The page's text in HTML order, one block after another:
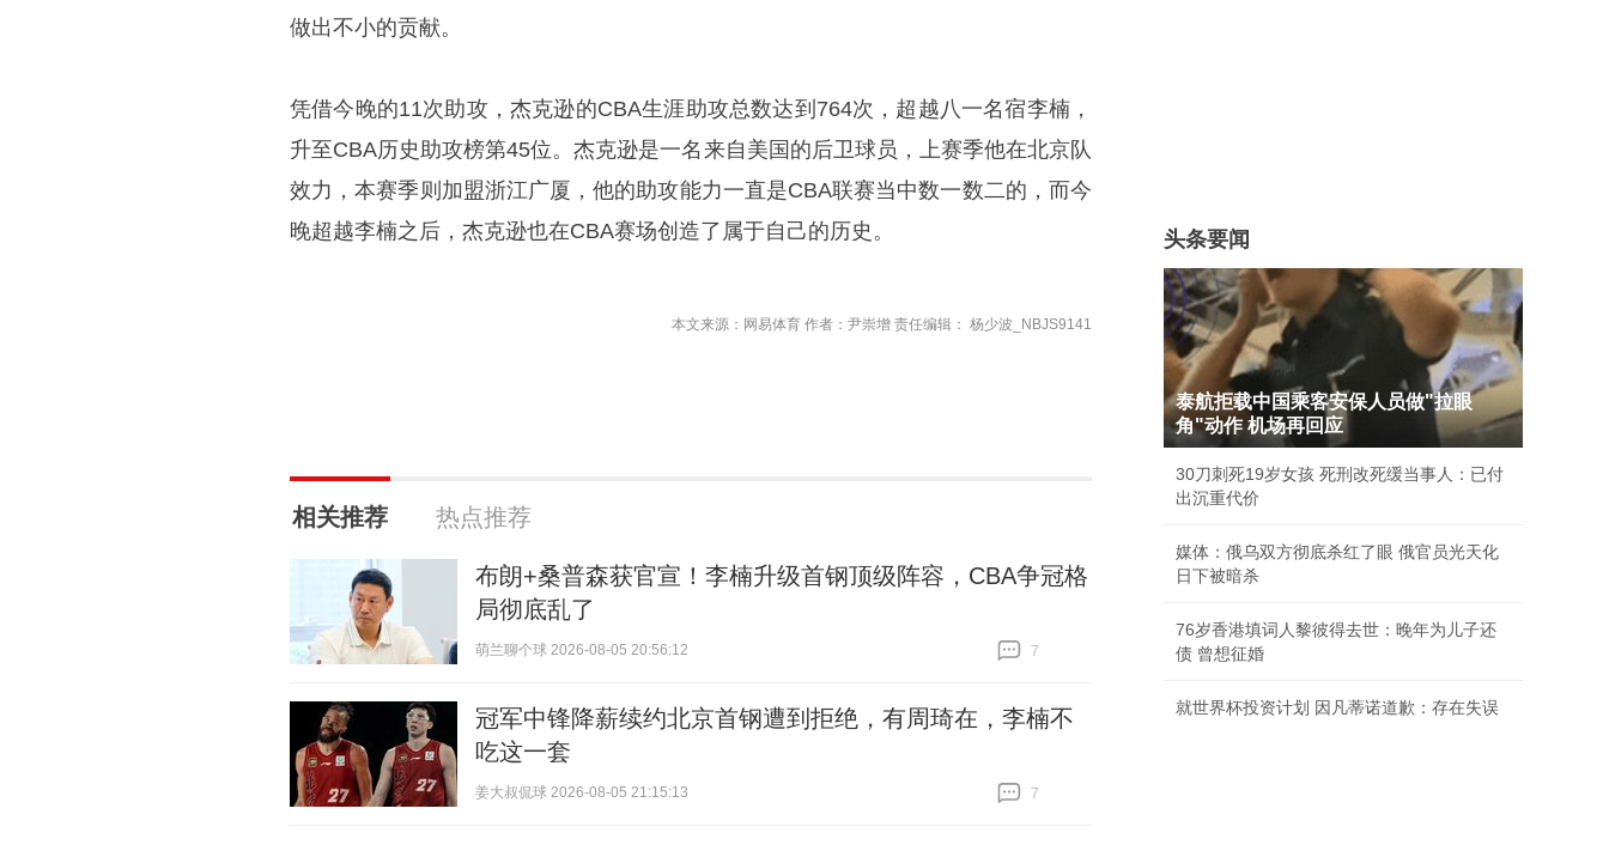
做出不小的贡献。
凭借今晚的11次助攻，杰克逊的CBA生涯助攻总数达到764次，超越八一名宿李楠，
升至CBA历史助攻榜第45位。杰克逊是一名来自美国的后卫球员，上赛季他在北京队
效力，本赛季则加盟浙江广厦，他的助攻能力一直是CBA联赛当中数一数二的，而今
晚超越李楠之后，杰克逊也在CBA赛场创造了属于自己的历史。
本文来源：网易体育 作者：尹崇增 责任编辑： 杨少波_NBJS9141
相关推荐 热点推荐
布朗+桑普森获官宣！李楠升级首钢顶级阵容，CBA争冠格
局彻底乱了
萌兰聊个球 2026-08-05 20:56:12
7
冠军中锋降薪续约北京首钢遭到拒绝，有周琦在，李楠不
吃这一套
姜大叔侃球 2026-08-05 21:15:13
7
头条要闻
泰航拒载中国乘客安保人员做"拉眼
角"动作 机场再回应
30刀刺死19岁女孩 死刑改死缓当事人：已付
出沉重代价
媒体：俄乌双方彻底杀红了眼 俄官员光天化
日下被暗杀
76岁香港填词人黎彼得去世：晚年为儿子还
债 曾想征婚
就世界杯投资计划 因凡蒂诺道歉：存在失误